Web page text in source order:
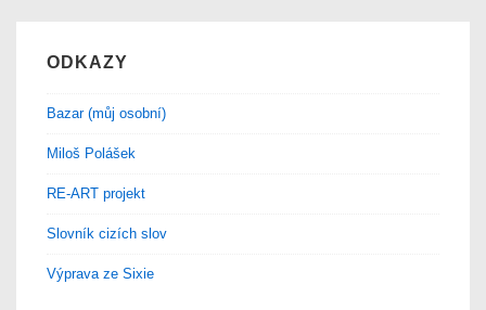
ODKAZY
Bazar (můj osobní)
Miloš Polášek
RE-ART projekt
Slovník cizích slov
Výprava ze Sixie